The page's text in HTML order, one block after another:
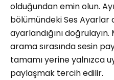
olduğundan emin olun.
bölümündeki Ses Ayarlar
ayarlandığını
arama sırasında sesin
tamamı yerine yalnızca
paylaşmak tercih edilir.